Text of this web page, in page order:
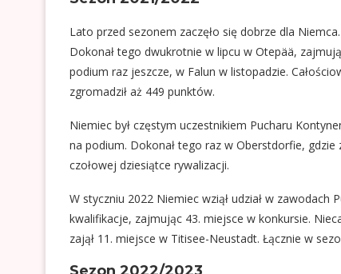
Lato przed sezonem zaczęło się dobrze dla
Dokonał tego dwukrotnie w lipcu w Otepää,
podium raz jeszcze, w Falun w listopadzie.
zgromadził aż 449 punktów.
Niemiec był częstym uczestnikiem Pucharu
na podium. Dokonał tego raz w Oberstdorfie,
czołowej dziesiątce rywalizacji.
W styczniu 2022 Niemiec wziął udział w zawodach
kwalifikacje, zajmując 43. miejsce w konkursie.
zajął 11. miejsce w Titisee-Neustadt. Łącznie w